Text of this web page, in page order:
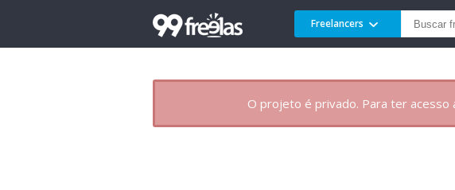
Freelancers
O projeto é privado. Para ter